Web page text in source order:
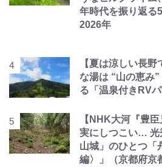
年時代を振り返る
2026年
【夏は涼しい長
な湯は “山の恵み
る「温泉付きRV
【NHK大河『豊
実にしつこい… 光
山城」のひとつ「
編〉」（京都府京